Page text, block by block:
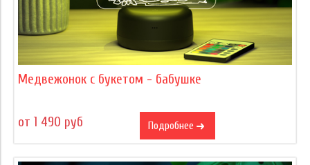
Медвежонок с букетом - бабушке
от 1 490 руб Подробнее